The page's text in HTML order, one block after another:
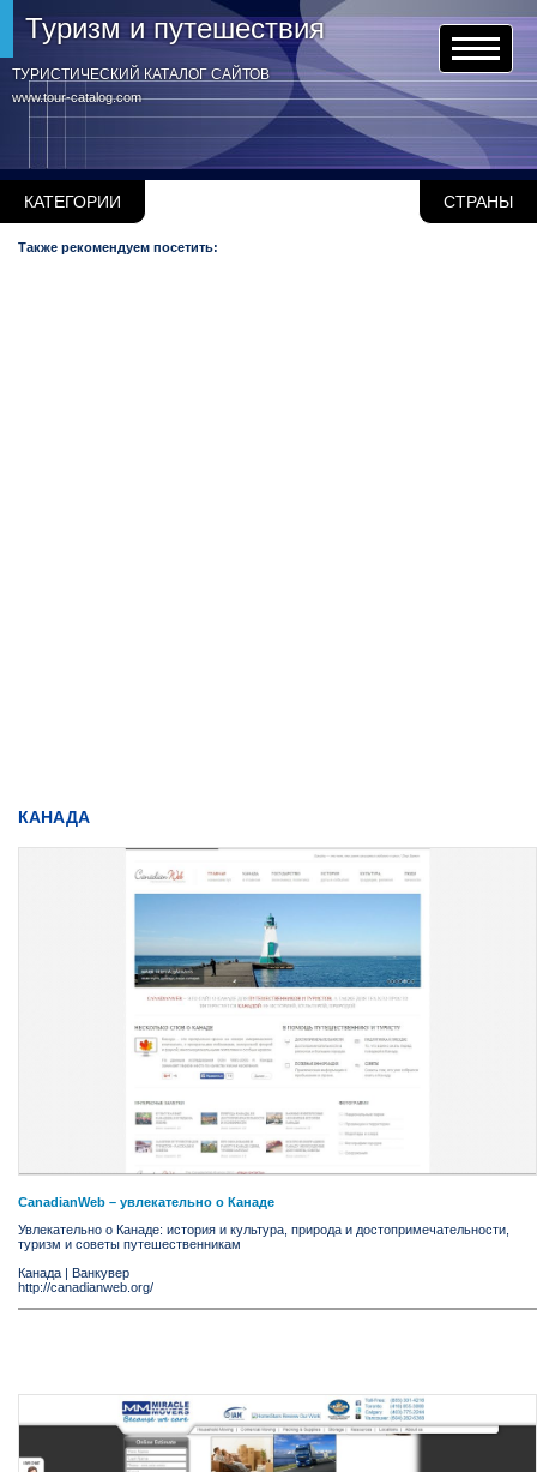
www.tour-catalog.com
Туризм и путешествия
ТУРИСТИЧЕСКИЙ КАТАЛОГ САЙТОВ
КАТЕГОРИИ СТРАНЫ
Также рекомендуем посетить:
КАНАДА
CanadianWeb – увлекательно о Канаде
Увлекательно о Канаде: история и культура, природа и достопримечательности,
туризм и советы путешественникам
Канада | Ванкувер
http://canadianweb.org/